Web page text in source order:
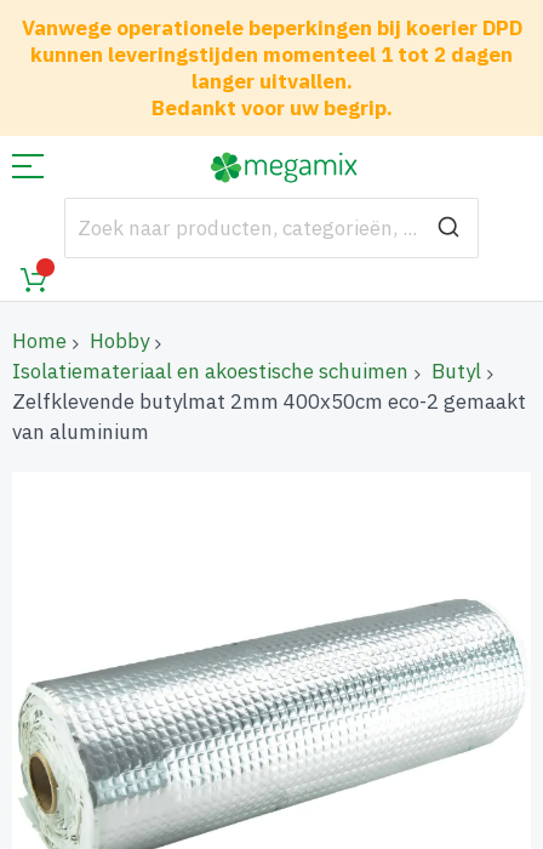
Vanwege operationele beperkingen bij koerier DPD
kunnen leveringstijden momenteel 1 tot 2 dagen
langer uitvallen.
Bedankt voor uw begrip.
Home
Hobby
Isolatiemateriaal en akoestische schuimen
Butyl
Zelfklevende butylmat 2mm 400x50cm eco-2 gemaakt
van aluminium